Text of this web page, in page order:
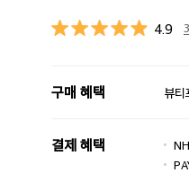
4.9
구매 혜택 뷰티
결제 혜택